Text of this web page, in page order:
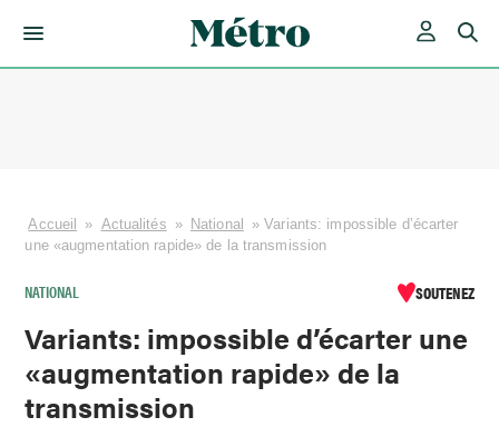
Accueil » Actualités » National »Variants: impossible d’écarter
une «augmentation rapide» de la transmission
NATIONAL SOUTENEZ
Variants: impossible d’écarter une
«augmentation rapide» de la
transmission